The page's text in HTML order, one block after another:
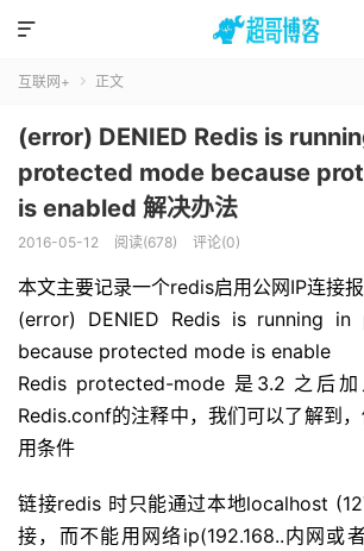

互联网+  正文
(error) DENIED Redis is
protected mode because
is enabled 解决办法
2016-05-12 阅读(678) 评论(0)
本文主要记录一个redis启用公网IP连接报
(error) DENIED Redis is running in
because protected mode is enable
Redis protected-mode 是3.2 之后
Redis.conf的注释中，我们可以了解到
用条件
链接redis 时只能通过本地localhost
接，而不能用网络ip(192.168..内网或